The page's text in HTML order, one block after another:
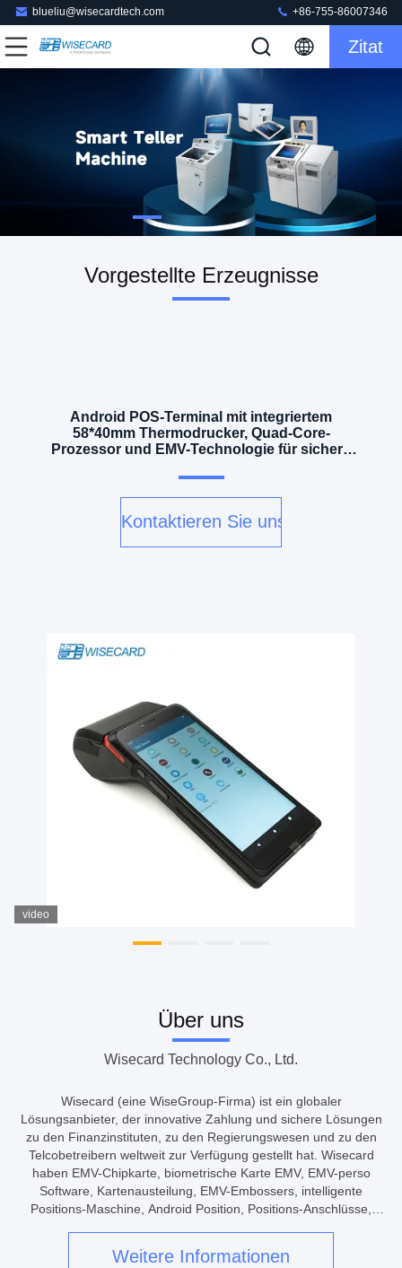
blueliu@wisecardtech.com +86-755-86007346
Zitat
Vorgestellte Erzeugnisse
Android POS-Terminal mit integriertem
58*40mm Thermodrucker, Quad-Core-
Prozessor und EMV-Technologie für sichere
Kontaktieren Sie uns jetzt
video
Über uns
Wisecard Technology Co., Ltd.
Wisecard (eine WiseGroup-Firma) ist ein globaler
Lösungsanbieter, der innovative Zahlung und sichere Lösungen
zu den Finanzinstituten, zu den Regierungswesen und zu den
Telcobetreibern weltweit zur Verfügung gestellt hat. Wisecard
haben EMV-Chipkarte, biometrische Karte EMV, EMV-perso
Software, Kartenausteilung, EMV-Embossers, intelligente
Positions-Maschine, Android Position, Positions-Anschlüsse,
Weitere Informationen